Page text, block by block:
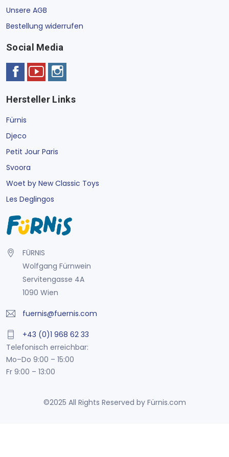
Unsere AGB
Bestellung widerrufen
Social Media
Hersteller Links
Fürnis
Djeco
Petit Jour Paris
Svoora
Woet by New Classic Toys
Les Deglingos
FÜRNIS
Wolfgang Fürnwein
Servitengasse 4A
1090 Wien
fuernis@fuernis.com
+43 (0)1 968 62 33
Telefonisch erreichbar:
Mo–Do 9:00 – 15:00
Fr 9:00 – 13:00
©2025 All Rights Reserved by Fürnis.com